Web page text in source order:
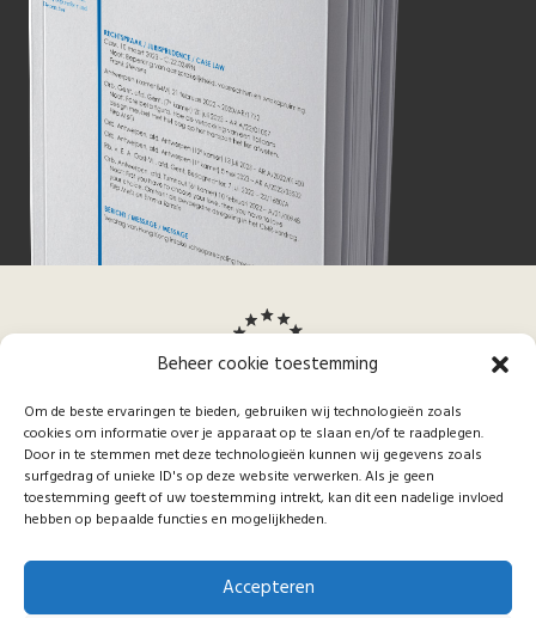
Beheer cookie toestemming
Om de beste ervaringen te bieden, gebruiken wij technologieën zoals
cookies om informatie over je apparaat op te slaan en/of te raadplegen.
Door in te stemmen met deze technologieën kunnen wij gegevens zoals
surfgedrag of unieke ID's op deze website verwerken. Als je geen
toestemming geeft of uw toestemming intrekt, kan dit een nadelige invloed
hebben op bepaalde functies en mogelijkheden.
Accepteren
About
Over IHT Articles
Staff